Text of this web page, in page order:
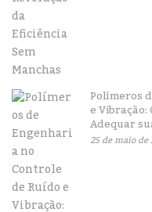
Polímeros
e Vibração:
Adequar
25 de maio de